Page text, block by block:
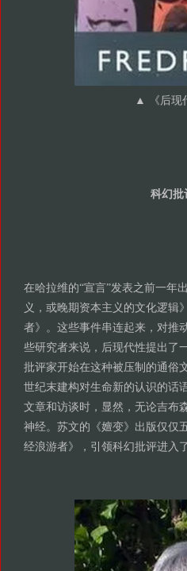
▲ 《后
科幻批
在哈拉维的“宣言”发表之前一年
义，或晚期资本主义的文化逻辑
者》。这些事件串连起来，对推
些研究者来说，后现代性提出了
批评家开始在这种被压制的通俗
世纪末建构对生命新的认识的话
文章和访谈时，显然，无论吉布
神经。苏文的《嬗变》出版仅仅
经浪游者》，引领科幻批评进入